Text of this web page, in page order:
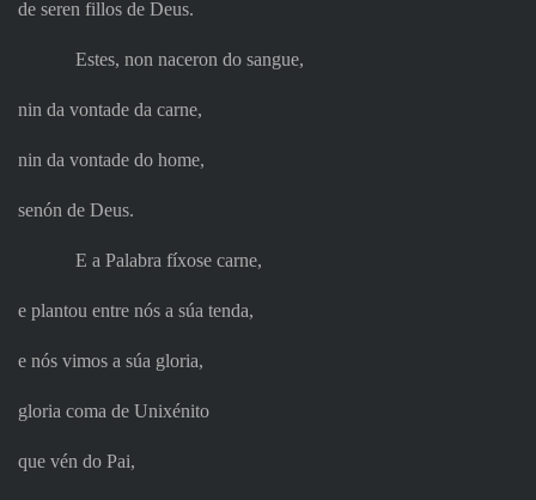
de seren fillos de Deus.
Estes, non naceron do sangue,
nin da vontade da carne,
nin da vontade do home,
senón de Deus.
E a Palabra fíxose carne,
e plantou entre nós a súa tenda,
e nós vimos a súa gloria,
gloria coma de Unixénito
que vén do Pai,